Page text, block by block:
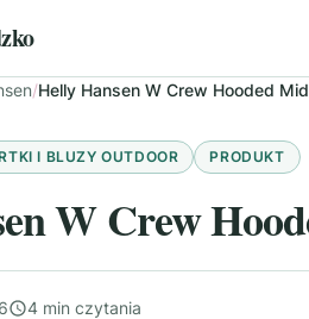
/Helly Hansen W Crew Hooded
I BLUZY OUTDOOR PRODUKT
W Crew
4 min czytania